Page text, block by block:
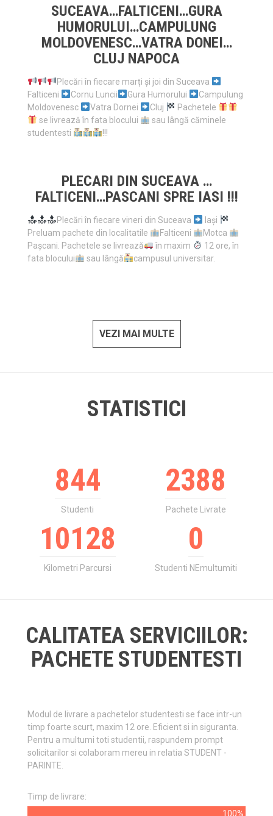
SUCEAVA…FALTICENI…GURA
HUMORULUI…CAMPULUNG
MOLDOVENESC…VATRA DONEI…
CLUJ NAPOCA
Plecări în fiecare marți și joi din Suceava
Falticeni
Cornu Luncii Gura Humorului
Campulung
Moldovenesc
Vatra Dornei Cluj
Pachetele
se livrează în fata blocului
sau lângă căminele
studentesti
!!!
PLECARI DIN SUCEAVA …
FALTICENI…PASCANI SPRE IASI !!!
Plecări în fiecare vineri din Suceava
Iași
Preluam pachete din localitatile
Falticeni
Motca
Pașcani. Pachetele se livrează
în maxim
12 ore, în
fata blocului
sau lângă campusul universitar.
VEZI MAI MULTE
STATISTICI
844
Studenti
2388
Pachete Livrate
10128
Kilometri Parcursi
0
Studenti NEmultumiti
CALITATEA SERVICIILOR:
PACHETE STUDENTESTI
Modul de livrare a pachetelor studentesti se face intr-un
timp foarte scurt, maxim 12 ore. Eficient si in siguranta.
Pentru a multumi toti studentii, raspundem prompt
solicitarilor si colaboram mereu in relatia STUDENT -
PARINTE.
Timp de livrare:
100%